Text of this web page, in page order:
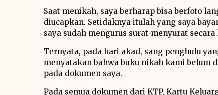
Saat menikah, saya berharap bisa berfoto
diucapkan. Setidaknya itulah yang saya
saya sudah mengurus surat-menyurat
Ternyata, pada hari akad, sang penghulu
menyatakan bahwa buku nikah kami belum
pada dokumen saya.
Pada semua dokumen dari KTP, Kartu